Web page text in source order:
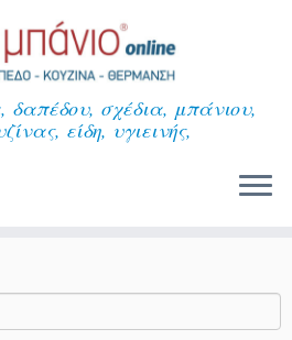
δαπέδου, σχέδια, μπάνιου,
είδη, υγιεινής,